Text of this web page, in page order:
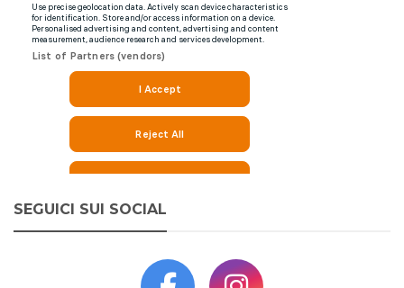
SEGUICI SUI SOCIAL